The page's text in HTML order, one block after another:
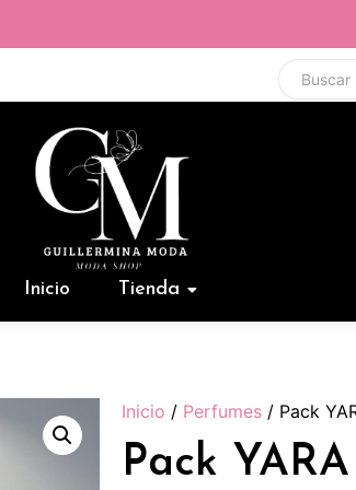
Inicio Tienda
Inicio / Perfumes / Pack
Pack YARA